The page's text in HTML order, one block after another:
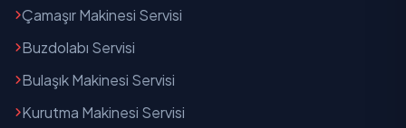
Çamaşır Makinesi Servisi
Buzdolabı Servisi
Bulaşık Makinesi Servisi
Kurutma Makinesi Servisi